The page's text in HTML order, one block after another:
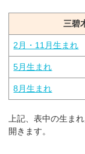
三碧
2月・11月生まれ
5月生まれ
8月生まれ
上記、表中の生ま
開きます。